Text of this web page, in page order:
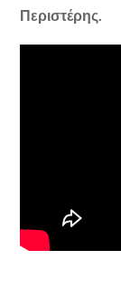
Περιστέρης.